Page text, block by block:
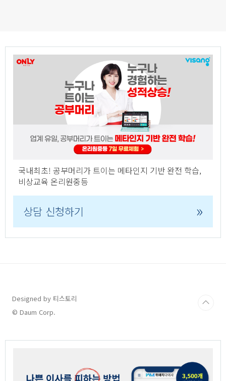
국내최초! 공부머리가 트이는 메타인지 기반 완전 학습,
비상교육 온리원중등
상담 신청하기 »
Designed by 티스토리
© Daum Corp.